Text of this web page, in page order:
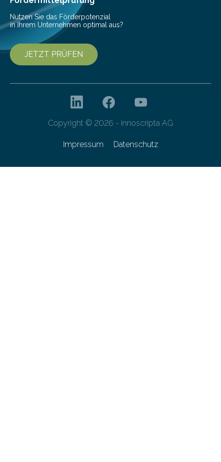
Nutzen Sie das Förderpotenzial
in Ihrem Unternehmen optimal aus?
JETZT PRÜFEN
Copyright © 2026 - innoscripta AG
Impressum Datenschutz